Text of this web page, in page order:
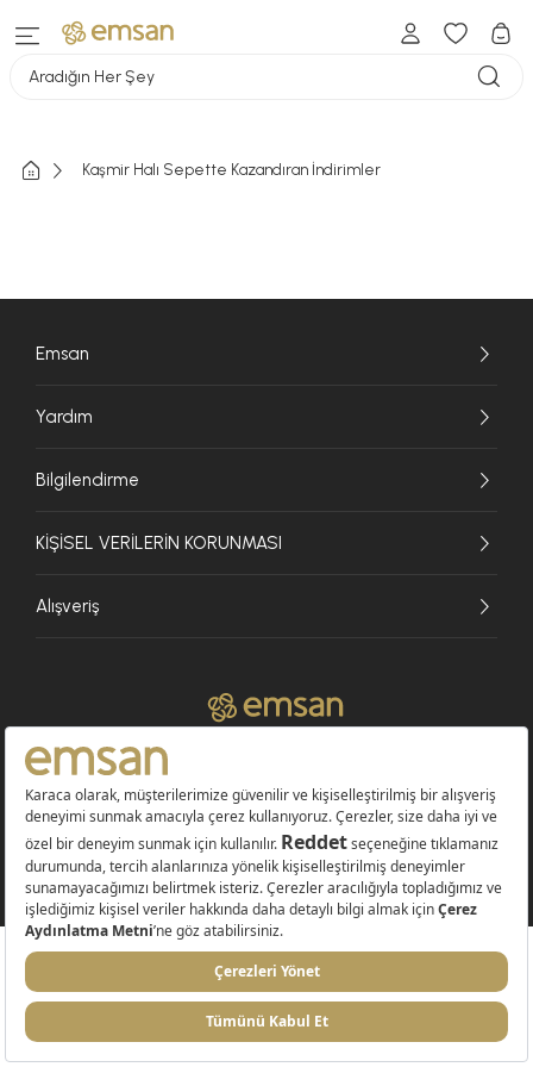
Aradığın Her Şey
Kaşmir Halı Sepette Kazandıran İndirimler
Emsan
Yardım
Bilgilendirme
KİŞİSEL VERİLERİN KORUNMASI
Alışveriş
© 2026 EMSAN A.Ş. Tüm Hakları Saklıdır